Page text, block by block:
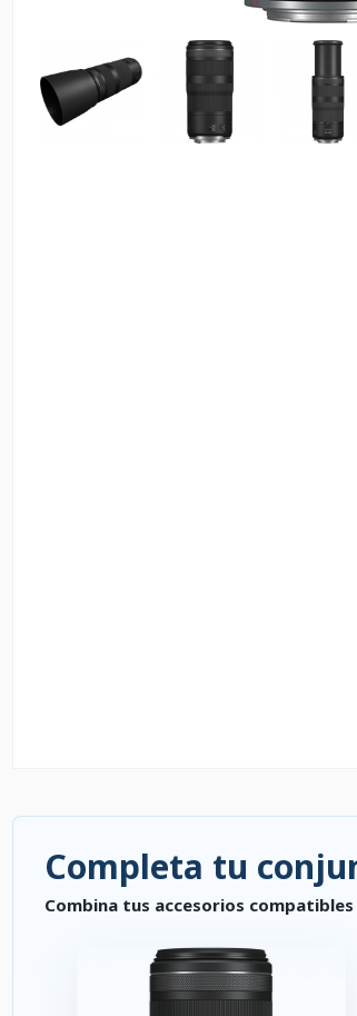
Completa tu
Combina tus accesorios